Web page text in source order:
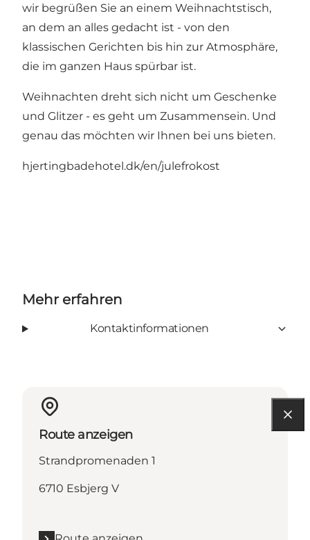
wir begrüßen Sie an einem Weihnachtstisch,
an dem an alles gedacht ist - von den
klassischen Gerichten bis hin zur Atmosphäre,
die im ganzen Haus spürbar ist.
Weihnachten dreht sich nicht um Geschenke
und Glitzer - es geht um Zusammensein. Und
genau das möchten wir Ihnen bei uns bieten.
hjertingbadehotel.dk/en/julefrokost
Mehr erfahren
Kontaktinformationen
Route anzeigen
Strandpromenaden 1
6710 Esbjerg V